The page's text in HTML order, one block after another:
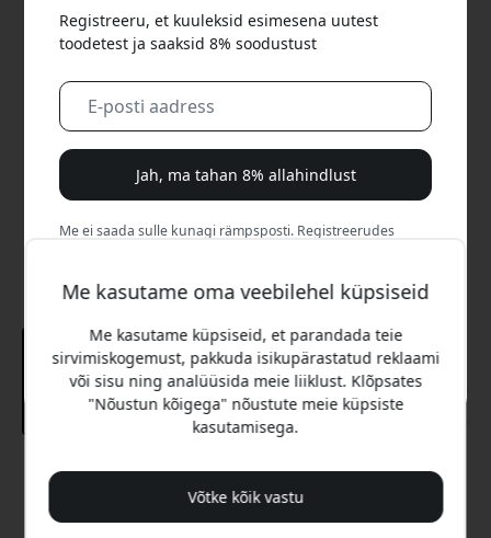
Soovitatav hind
14.99 EUR
Me kasutame oma veebilehel küpsiseid
Me kasutame küpsiseid, et parandada teie
sirvimiskogemust, pakkuda isikupärastatud reklaami
või sisu ning analüüsida meie liiklust. Klõpsates
"Nõustun kõigega" nõustute meie küpsiste
kasutamisega.
Võtke kõik vastu
Registreeru, et kuuleksid esimesena uutest
toodetest ja saaksid 8% soodustust
Jah, ma tahan 8% allahindlust
Me ei saada sulle kunagi rämpsposti. Registreerudes
Ei, ma eelistaksin täishinda maksta.
Kasuta seda koodi kassas, et saada 8%
allahindlust.